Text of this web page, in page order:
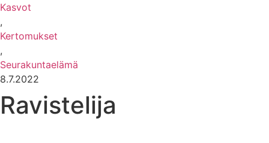
Kasvot
,
Kertomukset
,
Seurakuntaelämä
8.7.2022
Ravistelija